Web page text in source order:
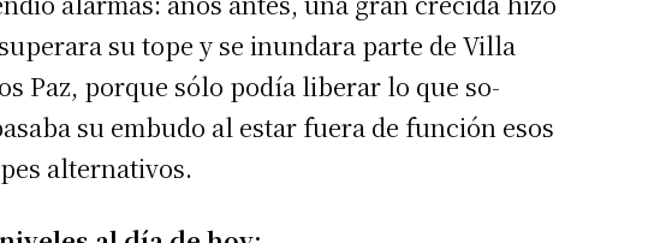
su tope y se inundara parte de Villa
Paz, porque sólo podía liberar lo que so­
su embudo al estar fuera de función esos
alternativos.